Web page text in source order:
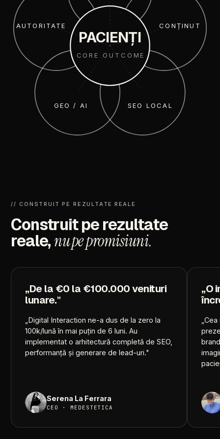
CONȚINUT
SEO LOCAL
GEO / AI
AUTORITATE
PACIENȚI
CORE OUTCOME
// CONSTRUIT PE REZULTATE REALE
Construitperezultate
reale,nupepromisiuni.
„De la €0 la €100.000 venituri
lunare."
„Digital Interaction ne-a dus de la zero la
100k/lună în mai puțin de 6 luni. Au
implementat o arhitectură completă de SEO,
performanță și generare de lead-uri."
Serena La Ferrara
CEO · MEDESTETICA
„O
„Cea